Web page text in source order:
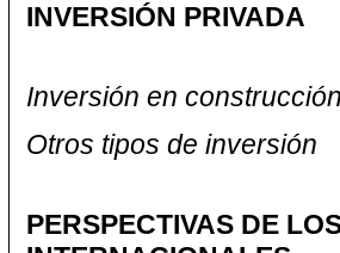
INVERSIÓN PRIVADA
Inversión en construcción
Otros tipos de inversión
PERSPECTIVAS DE